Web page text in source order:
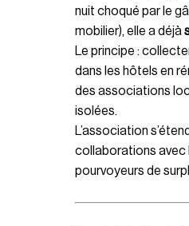
nuit choqué par le
mobilier), elle a déjà
Le principe :
dans les hôtels en
des associations
isolées.
L’association
collaborations avec
pourvoyeurs de